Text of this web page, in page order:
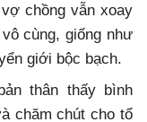
chồng vẫn xoay
cùng, giống như
giới bộc bạch.
thân thấy bình
chăm chút cho tổ